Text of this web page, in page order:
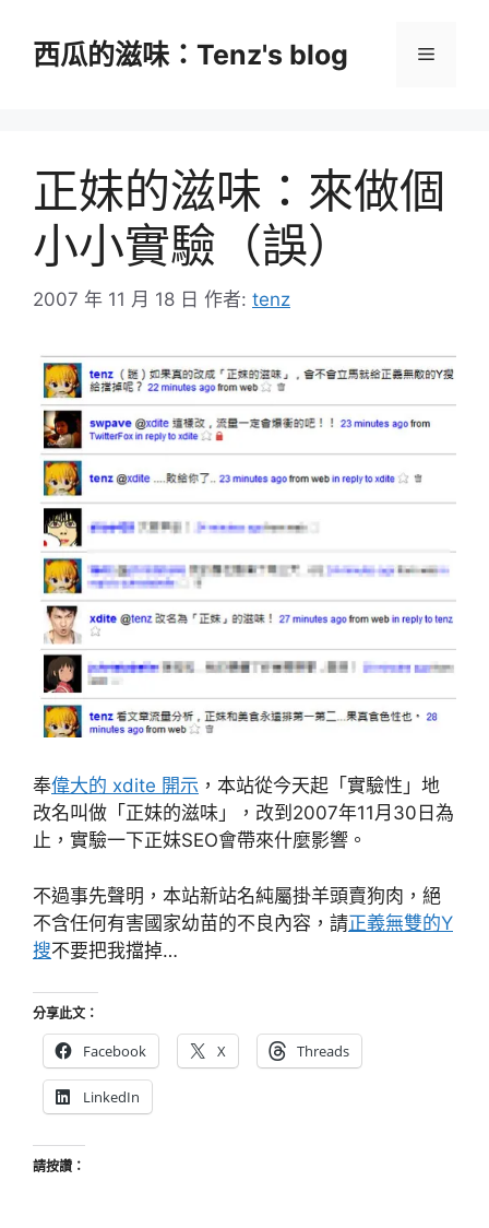
西瓜的滋味：Tenz's blog 選
正妹的滋味：來做個
小小實驗（誤）
2007 年 11 月 18 日 作者: tenz
奉偉大的 xdite 開示 ，本站從今天起「實驗性」地
改名叫做「正妹的滋味」，改到2007年11月30日為
止，實驗一下正妹SEO會帶來什麼影響。
不過事先聲明，本站新站名純屬掛羊頭賣狗肉，絕
不含任何有害國家幼苗的不良內容，請正義無雙的Y
搜不要把我擋掉…
分享此文：
Facebook X Threads
LinkedIn
請按讚：